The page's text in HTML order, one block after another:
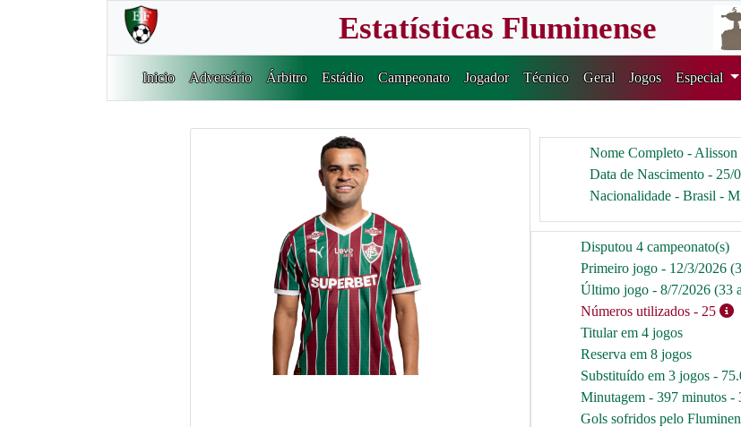
Estatísticas Fluminense
Inicio Adversário Árbitro Estádio Campeonato Jogador Técnico Geral Jogos Especial
Nome Completo - Alisson
Data de Nascimento - 25/
Nacionalidade - Brasil -
Disputou 4 campeonato(s)
Primeiro jogo - 12/3/2026
Último jogo - 8/7/2026 (33
Números utilizados - 25
Titular em 4 jogos
Reserva em 8 jogos
Substituído em 3 jogos -
Minutagem - 397 minutos -
Gols sofridos pelo